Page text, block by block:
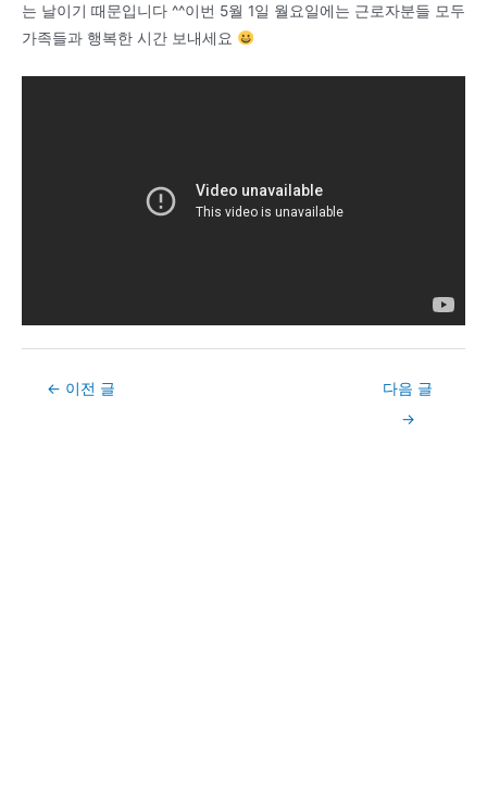
는 날이기 때문입니다 ^^이번 5월 1일 월요일에는 근로자분들 모두
가족들과 행복한 시간 보내세요
Post← 이전 글
다음 글
→